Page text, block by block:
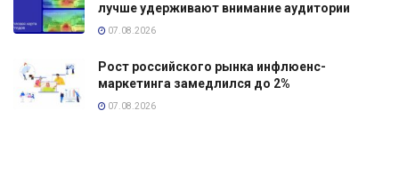
лучше удерживают внимание аудитории
07.08.2026
Рост российского рынка инфлюенс-
маркетинга замедлился до 2%
07.08.2026